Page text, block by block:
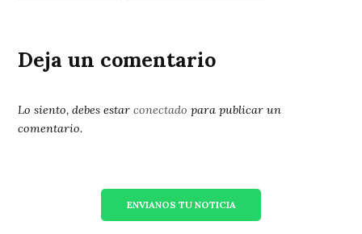
Deja un comentario
Lo siento, debes estarconectado para publicar un
comentario.
ENVIANOS TU NOTICIA